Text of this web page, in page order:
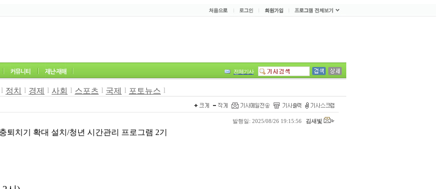
전체기사
l 정치 l 경제 l 사회 l 스포츠 l 국제 l 포토뉴스 l
발행일: 2025/08/26 19:15:56 김새빛
퇴치기 확대 설치/청년 시간관리 프로그램 2기